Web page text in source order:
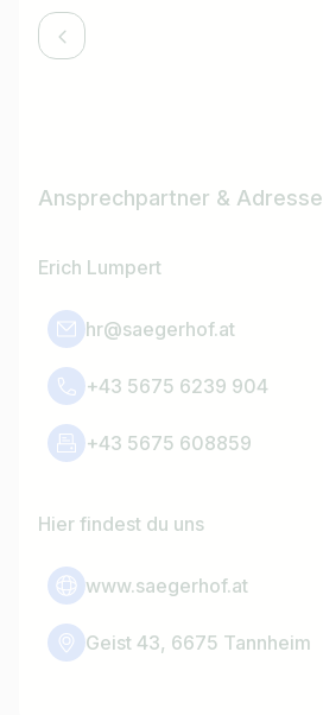
Ansprechpartner & Adresse
Erich Lumpert
hr@saegerhof.at
+43 5675 6239 904
+43 5675 608859
Hier findest du uns
www.saegerhof.at
Geist 43, 6675 Tannheim